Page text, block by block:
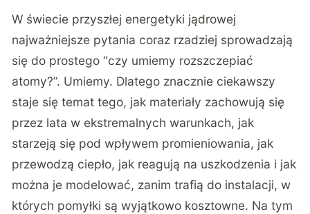
W świecie przyszłej energetyki jądrowej
najważniejsze pytania coraz rzadziej sprowadzają
się do prostego “czy umiemy rozszczepiać
atomy?”. Umiemy. Dlatego znacznie ciekawszy
staje się temat tego, jak materiały zachowują się
przez lata w ekstremalnych warunkach, jak
starzeją się pod wpływem promieniowania, jak
przewodzą ciepło, jak reagują na uszkodzenia i jak
można je modelować, zanim trafią do instalacji, w
których pomyłki są wyjątkowo kosztowne. Na tym